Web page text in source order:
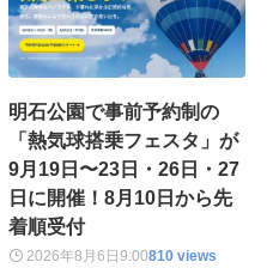
明石公園で事前予約制の
「熱気球搭乗フェスタ」が
9月19日〜23日・26日・27
日に開催！8月10日から先
着順受付
2026年8月6日9:00810 views